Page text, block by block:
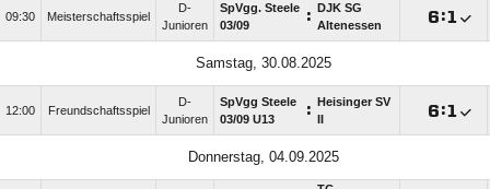
09:30 Meisterschaftsspiel
D-
Junioren
SpVgg. Steele
03/​09
:
DJK SG
Altenessen
:
Samstag, 30.08.2025
12:00 Freundschaftsspiel
D-
Junioren
SpVgg Steele
03/​09 U13
:
Heisinger SV
:
Donnerstag, 04.09.2025